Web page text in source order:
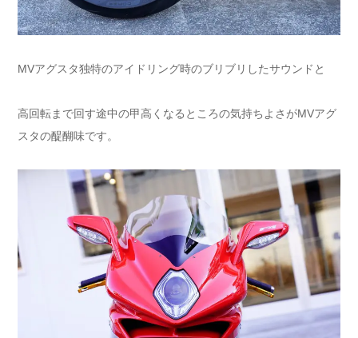
MVアグスタ独特のアイドリング時のブリブリしたサウンドと
高回転まで回す途中の甲高くなるところの気持ちよさがMVアグ
スタの醍醐味です。